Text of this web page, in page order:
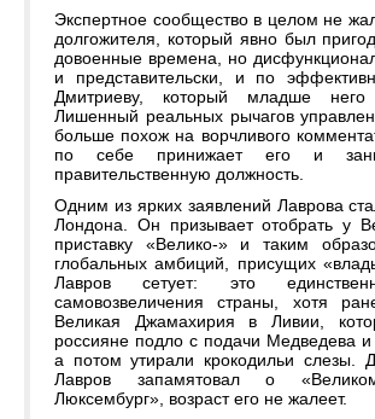
Экспертное сообщество в целом не
долгожителя, который явно был
довоенные времена, но
и представительски, и по
Дмитриеву, который младше
Лишенный реальных рычагов
больше похож на ворчливого
по себе принижает его и
правительственную должность.
Одним из ярких заявлений Лаврова
Лондона. Он призывает отобрать у
приставку «Велико-» и таким
глобальных амбиций, присущих
Лавров сетует: это
самовозвеличения страны, хотя
Великая Джамахирия в Ливии,
россияне подло с подачи Медведева
а потом утирали крокодильи слезы.
Лавров запамятовал о
Люксембург», возраст его не жалеет.